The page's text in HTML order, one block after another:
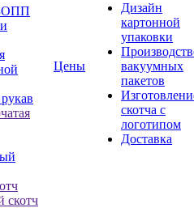
скотч
Цены
Дизайн
картонной
упаковки
вакуумных
пакетов
скотча с
логотипом
Доставка